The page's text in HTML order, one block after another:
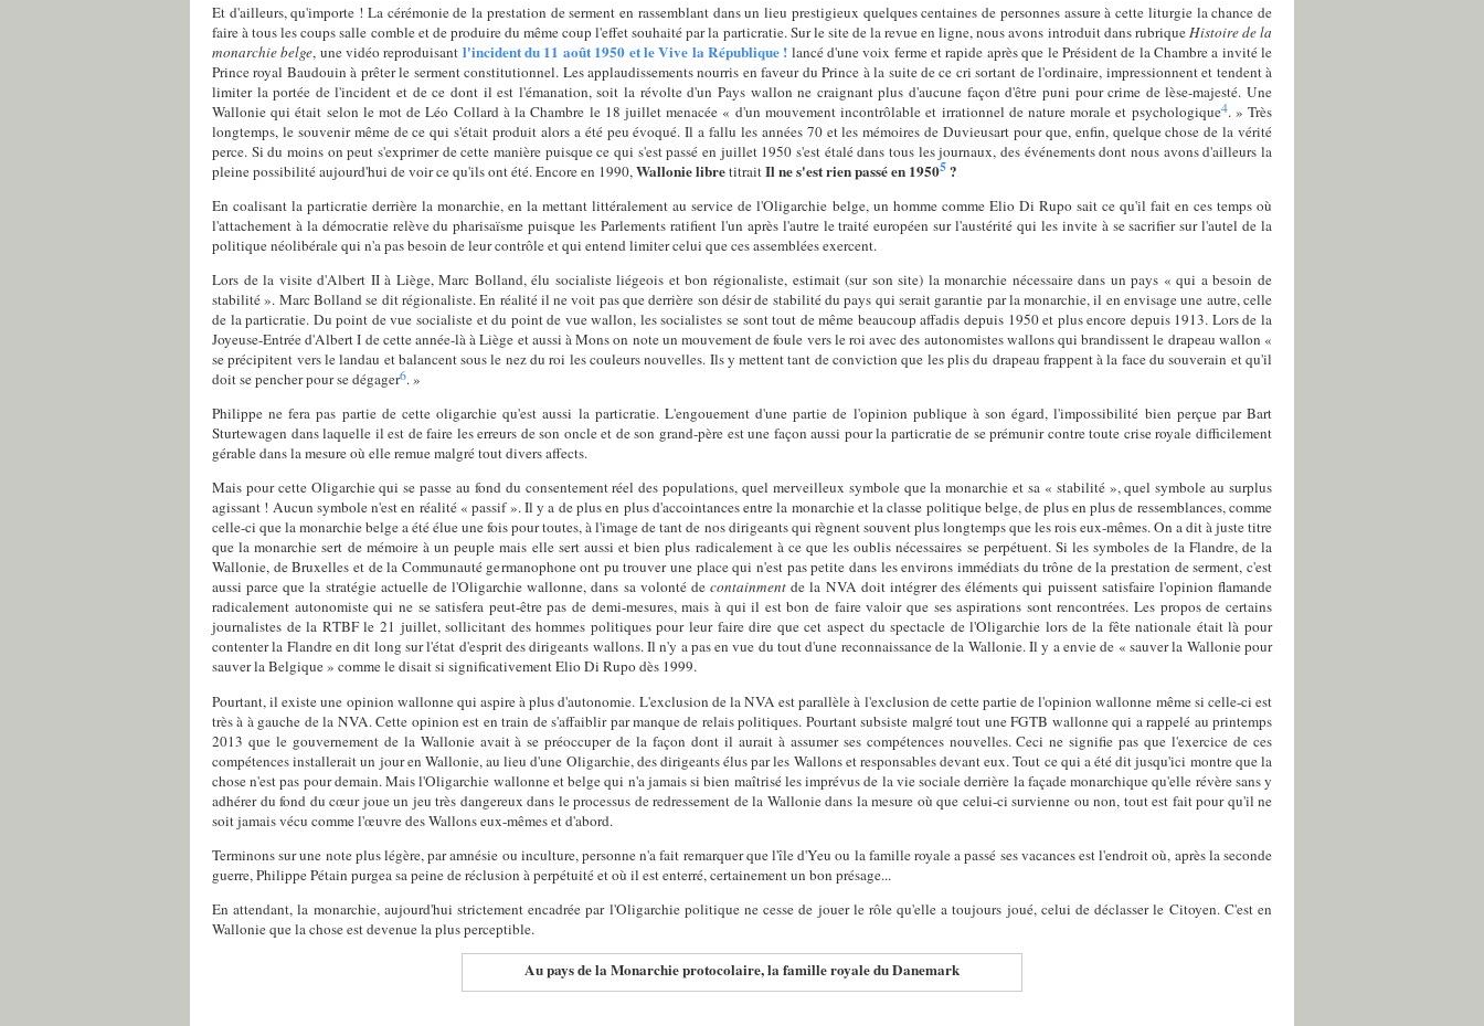
Et d'ailleurs, qu'importe ! La cérémonie de la prestation de serment en rassemblant dans un lieu prestigieux quelques centaines de personnes assure à cette liturgie la chance de
faire à tous les coups salle comble et de produire du même coup l'effet souhaité par la particratie. Sur le site de la revue en ligne, nous avons introduit dans rubriqueHistoire de la
monarchie belge, une vidéo reproduisant l'incident du 11 août 1950 et le Vive la République ! lancé d'une voix ferme et rapide après que le Président de la Chambre a invité le
Prince royal Baudouin à prêter le serment constitutionnel. Les applaudissements nourris en faveur du Prince à la suite de ce cri sortant de l'ordinaire, impressionnent et tendent à
limiter la portée de l'incident et de ce dont il est l'émanation, soit la révolte d'un Pays wallon ne craignant plus d'aucune façon d'être puni pour crime de lèse-majesté. Une
Wallonie qui était selon le mot de Léo Collard à la Chambre le 18 juillet menacée « d'un mouvement incontrôlable et irrationnel de nature morale et psychologique4. » Très
longtemps, le souvenir même de ce qui s'était produit alors a été peu évoqué. Il a fallu les années 70 et les mémoires de Duvieusart pour que, enfin, quelque chose de la vérité
perce. Si du moins on peut s'exprimer de cette manière puisque ce qui s'est passé en juillet 1950 s'est étalé dans tous les journaux, des événements dont nous avons d'ailleurs la
pleine possibilité aujourd'hui de voir ce qu'ils ont été. Encore en 1990,Wallonie libretitraitIl ne s'est rien passé en 19505?
En coalisant la particratie derrière la monarchie, en la mettant littéralement au service de l'Oligarchie belge, un homme comme Elio Di Rupo sait ce qu'il fait en ces temps où
l'attachement à la démocratie relève du pharisaïsme puisque les Parlements ratifient l'un après l'autre le traité européen sur l'austérité qui les invite à se sacrifier sur l'autel de la
politique néolibérale qui n'a pas besoin de leur contrôle et qui entend limiter celui que ces assemblées exercent.
Lors de la visite d'Albert II à Liège, Marc Bolland, élu socialiste liégeois et bon régionaliste, estimait (sur son site) la monarchie nécessaire dans un pays « qui a besoin de
stabilité ». Marc Bolland se dit régionaliste. En réalité il ne voit pas que derrière son désir de stabilité du pays qui serait garantie par la monarchie, il en envisage une autre, celle
de la particratie. Du point de vue socialiste et du point de vue wallon, les socialistes se sont tout de même beaucoup affadis depuis 1950 et plus encore depuis 1913. Lors de la
Joyeuse-Entrée d'Albert I de cette année-là à Liège et aussi à Mons on note un mouvement de foule vers le roi avec des autonomistes wallons qui brandissent le drapeau wallon «
se précipitent vers le landau et balancent sous le nez du roi les couleurs nouvelles. Ils y mettent tant de conviction que les plis du drapeau frappent à la face du souverain et qu'il
doit se pencher pour se dégager6. »
Philippe ne fera pas partie de cette oligarchie qu'est aussi la particratie. L'engouement d'une partie de l'opinion publique à son égard, l'impossibilité bien perçue par Bart
Sturtewagen dans laquelle il est de faire les erreurs de son oncle et de son grand-père est une façon aussi pour la particratie de se prémunir contre toute crise royale difficilement
gérable dans la mesure où elle remue malgré tout divers affects.
Mais pour cette Oligarchie qui se passe au fond du consentement réel des populations, quel merveilleux symbole que la monarchie et sa « stabilité », quel symbole au surplus
agissant ! Aucun symbole n'est en réalité « passif ». Il y a de plus en plus d'accointances entre la monarchie et la classe politique belge, de plus en plus de ressemblances, comme
celle-ci que la monarchie belge a été élue une fois pour toutes, à l'image de tant de nos dirigeants qui règnent souvent plus longtemps que les rois eux-mêmes. On a dit à juste titre
que la monarchie sert de mémoire à un peuple mais elle sert aussi et bien plus radicalement à ce que les oublis nécessaires se perpétuent. Si les symboles de la Flandre, de la
Wallonie, de Bruxelles et de la Communauté germanophone ont pu trouver une place qui n'est pas petite dans les environs immédiats du trône de la prestation de serment, c'est
aussi parce que la stratégie actuelle de l'Oligarchie wallonne, dans sa volonté decontainment de la NVA doit intégrer des éléments qui puissent satisfaire l'opinion flamande
radicalement autonomiste qui ne se satisfera peut-être pas de demi-mesures, mais à qui il est bon de faire valoir que ses aspirations sont rencontrées. Les propos de certains
journalistes de la RTBF le 21 juillet, sollicitant des hommes politiques pour leur faire dire que cet aspect du spectacle de l'Oligarchie lors de la fête nationale était là pour
contenter la Flandre en dit long sur l'état d'esprit des dirigeants wallons. Il n'y a pas en vue du tout d'une reconnaissance de la Wallonie. Il y a envie de « sauver la Wallonie pour
sauver la Belgique » comme le disait si significativement Elio Di Rupo dès 1999.
Pourtant, il existe une opinion wallonne qui aspire à plus d'autonomie. L'exclusion de la NVA est parallèle à l'exclusion de cette partie de l'opinion wallonne même si celle-ci est
très à à gauche de la NVA. Cette opinion est en train de s'affaiblir par manque de relais politiques. Pourtant subsiste malgré tout une FGTB wallonne qui a rappelé au printemps
2013 que le gouvernement de la Wallonie avait à se préoccuper de la façon dont il aurait à assumer ses compétences nouvelles. Ceci ne signifie pas que l'exercice de ces
compétences installerait un jour en Wallonie, au lieu d'une Oligarchie, des dirigeants élus par les Wallons et responsables devant eux. Tout ce qui a été dit jusqu'ici montre que la
chose n'est pas pour demain. Mais l'Oligarchie wallonne et belge qui n'a jamais si bien maîtrisé les imprévus de la vie sociale derrière la façade monarchique qu'elle révère sans y
adhérer du fond du cœur joue un jeu très dangereux dans le processus de redressement de la Wallonie dans la mesure où que celui-ci survienne ou non, tout est fait pour qu'il ne
soit jamais vécu comme l'œuvre des Wallons eux-mêmes et d'abord.
Terminons sur une note plus légère, par amnésie ou inculture, personne n'a fait remarquer que l'île d'Yeu ou la famille royale a passé ses vacances est l'endroit où, après la seconde
guerre, Philippe Pétain purgea sa peine de réclusion à perpétuité et où il est enterré, certainement un bon présage...
En attendant, la monarchie, aujourd'hui strictement encadrée par l'Oligarchie politique ne cesse de jouer le rôle qu'elle a toujours joué, celui de déclasser le Citoyen. C'est en
Wallonie que la chose est devenue la plus perceptible.
Au pays de la Monarchie protocolaire, la famille royale du Danemark